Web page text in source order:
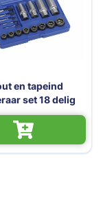
en tapeind
set 18 delig